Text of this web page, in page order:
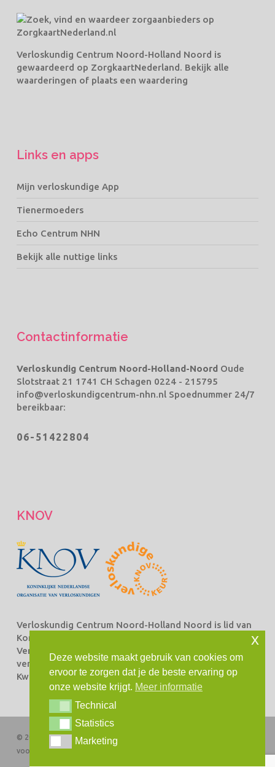
Verloskundig Centrum Noord-Holland Noord is
gewaardeerd op ZorgkaartNederland. Bekijk alle
waarderingen of plaats een waardering
Links en apps
Mijn verloskundige App
Tienermoeders
Echo Centrum NHN
Bekijk alle nuttige links
Contactinformatie
Verloskundig Centrum Noord-Holland-Noord Oude
Slotstraat 21 1741 CH Schagen 0224 - 215795
info@verloskundigcentrum-nhn.nlSpoednummer 24/7
bereikbaar:
06-51422804
KNOV
Verloskundig Centrum Noord-Holland Noord is lid van
Koninklijke Nederlandse Organisatie van
Verloskundigen Beroepsorganisatie van en voor
verloskundigen (KNOV) en staat ingeschreven bij het
Kwaliteitsregister Verloskundingen.
© 2026 Verloskundig Centrum Noord-Holland Noord. Alle rechten
voorbehouden
Deze website maakt gebruik van cookies om
ervoor te zorgen dat je de beste ervaring op
onze website krijgt. Meer informatie
TechnicalTechnical
StatisticsStatistics
MarketingMarketing
x